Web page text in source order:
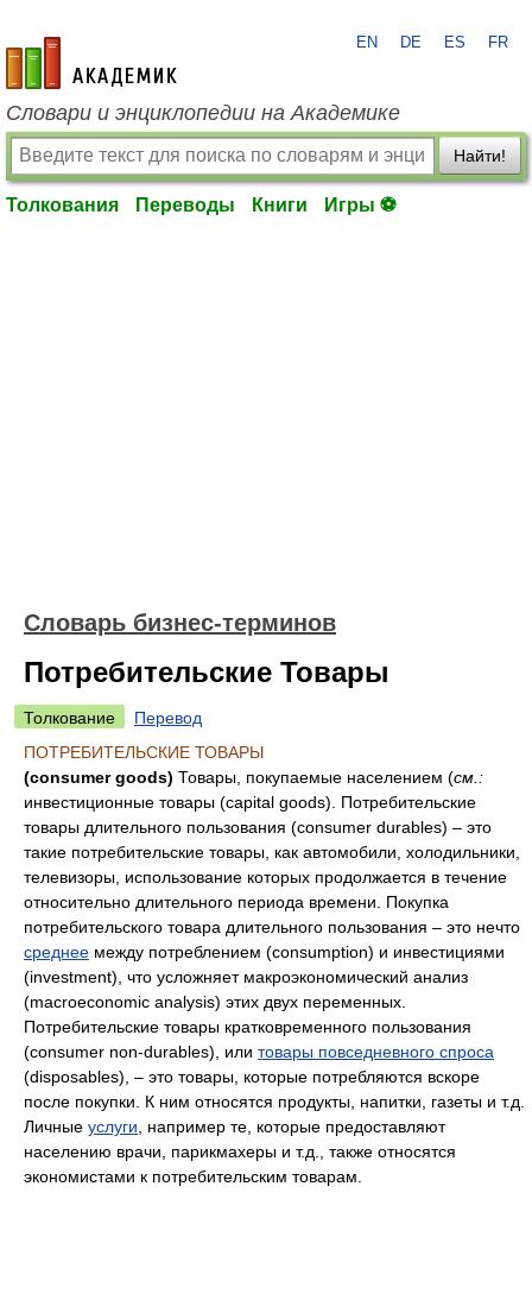
academic.ru
EN DE ES FR
Словари и энциклопедии на Академике
Найти!
Толкования Переводы Книги Игры ⚽
Словарь бизнес-терминов
Потребительские Товары
Толкование
Перевод
ПОТРЕБИТЕЛЬСКИЕ ТОВАРЫ
(consumer goods) Товары, покупаемые населением (cм.:
инвестиционные товары (capital goods). Потребительские
товары длительного пользования (consumer durables) – это
такие потребительские товары, как автомобили, холодильники,
телевизоры, использование которых продолжается в течение
относительно длительного периода времени. Покупка
потребительского товара длительного пользования – это нечто
среднее между потреблением (consumption) и инвестициями
(investment), что усложняет макроэкономический анализ
(macroeconomic analysis) этих двух переменных.
Потребительские товары кратковременного пользования
(consumer non-durables), или товары повседневного спроса
(disposables), – это товары, которые потребляются вскоре
после покупки. К ним относятся продукты, напитки, газеты и т.д.
Личные услуги , например те, которые предоставляют
населению врачи, парикмахеры и т.д., также относятся
экономистами к потребительским товарам.